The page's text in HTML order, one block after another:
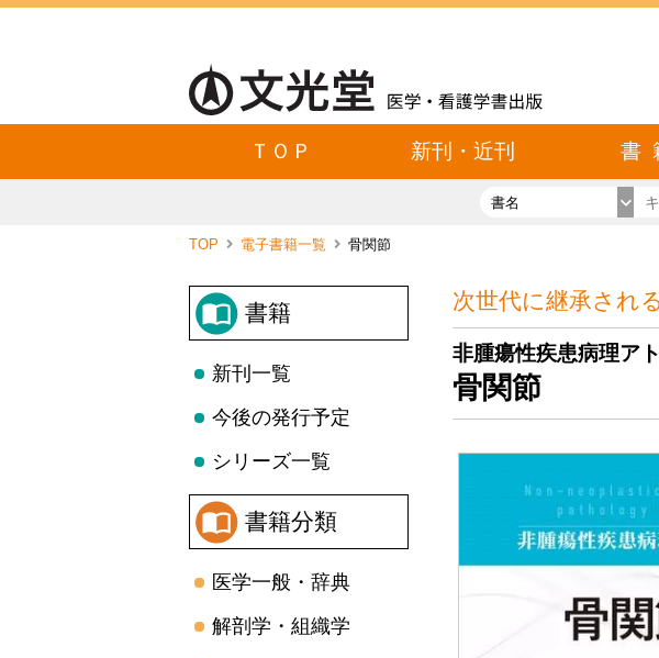
ＴＯＰ 新刊・近刊 書
書名
TOP 電子書籍一覧 骨関節
書籍
新刊一覧
今後の発行予定
シリーズ一覧
書籍分類
医学一般・辞典
解剖学・組織学
次世代に継承され
非腫瘍性疾患病理ア
骨関節